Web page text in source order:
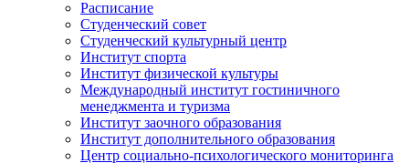
Расписание
Студенческий совет
Студенческий культурный центр
Институт спорта
Институт физической культуры
Международный институт гостиничного
менеджмента и туризма
Институт заочного образования
Институт дополнительного образования
Центр социально-психологического мониторинга